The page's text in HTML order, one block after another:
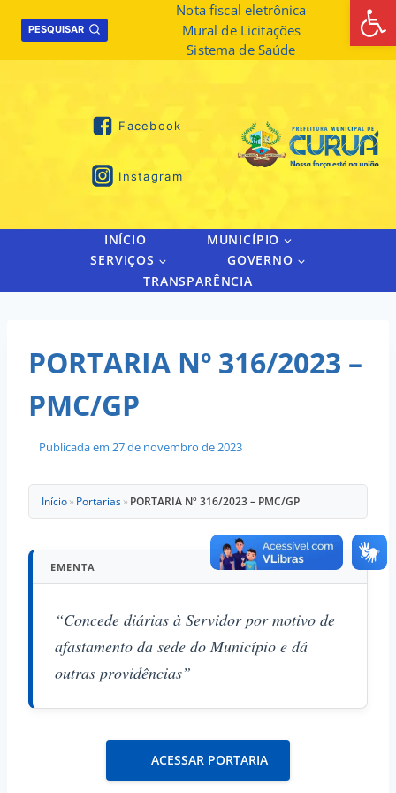
PESQUISAR
Nota fiscal eletrônica
Mural de Licitações
Sistema de Saúde
Facebook
Instagram
INÍCIO
MUNICÍPIO
SERVIÇOS
GOVERNO
TRANSPARÊNCIA
PORTARIA Nº 316/2023 –
PMC/GP
Publicada em 27 de novembro de 2023
Início» Portarias» PORTARIA Nº 316/2023 – PMC/GP
EMENTA
“Concede diárias à Servidor por motivo de
afastamento da sede do Município e dá
outras providências”
ACESSAR PORTARIA